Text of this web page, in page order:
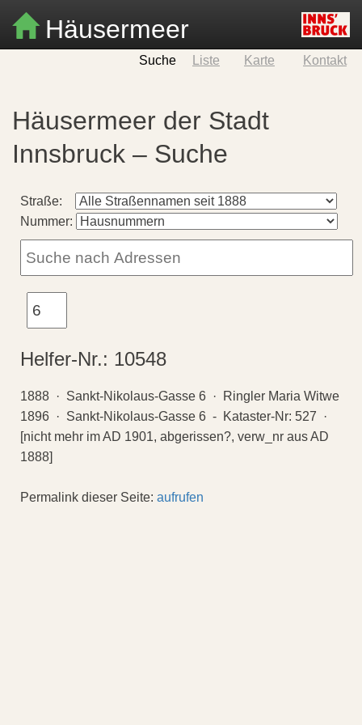
Häusermeer
Suche Liste Karte Kontakt
Häusermeer der Stadt
Innsbruck – Suche
Straße:
Nummer:
Helfer-Nr.: 10548
1888 · Sankt-Nikolaus-Gasse 6 · Ringler Maria Witwe
1896 · Sankt-Nikolaus-Gasse 6 - Kataster-Nr: 527 ·
[nicht mehr im AD 1901, abgerissen?, verw_nr aus AD
1888]
Permalink dieser Seite: aufrufen